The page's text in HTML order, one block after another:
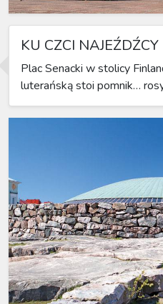
KU CZCI NAJEŹDŹCY
Plac Senacki w stolicy
luterańską stoi pomnik…